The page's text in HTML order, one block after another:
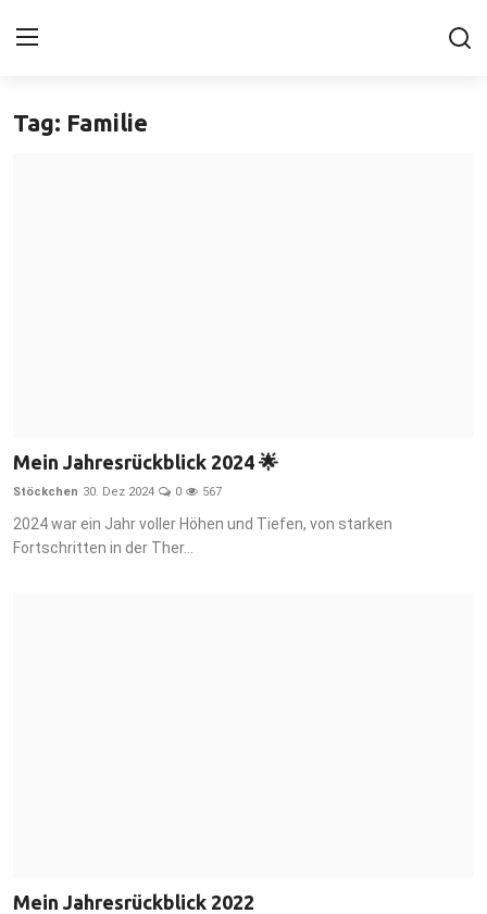
Home
Kontakt
Download
Tag: Familie
Mein Jahresrückblick 2024 🌟
Stöckchen 30. Dez 2024 0 567
2024 war ein Jahr voller Höhen und Tiefen, von starken
Fortschritten in der Ther...
Mein Jahresrückblick 2022